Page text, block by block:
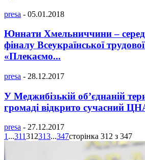
presa - 05.01.2018
Юннати Хмельниччини –
фіналу Всеукраїнської
«Плекаємо...
presa - 28.12.2017
У Меджибізькій об’єднаній
громаді відкрито сучасний
presa - 27.12.2017
1...311312313...347сторінка 312 з 347